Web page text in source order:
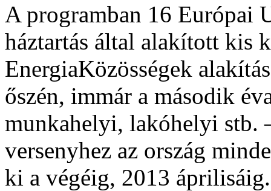
A programban 16 Európai
háztartás által alakított kis
EnergiaKözösségek
őszén, immár a második
munkahelyi, lakóhelyi stb.
versenyhez az ország
ki a végéig, 2013 áprilisáig.